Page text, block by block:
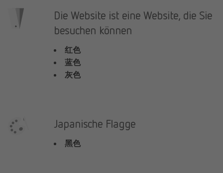
Die Website ist eine Website, die Sie
besuchen können
红色
蓝色
灰色
Japanische Flagge
黑色